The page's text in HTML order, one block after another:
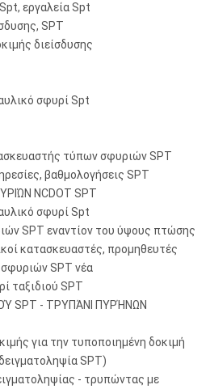
εργαλεία Spt
SPT
διείσδυσης
σφυρί Spt
τύπων σφυριών SPT
βαθμολογήσεις SPT
NCDOT SPT
σφυρί Spt
SPT εναντίον του ύψους πτώσης
κατασκευαστές, προμηθευτές
SPT νέα
ταξιδιού SPT
SPT - ΤΡΥΠΆΝΙ ΠΥΡΉΝΩΝ
για την τυποποιημένη δοκιμή
SPT)
- τρυπώντας με